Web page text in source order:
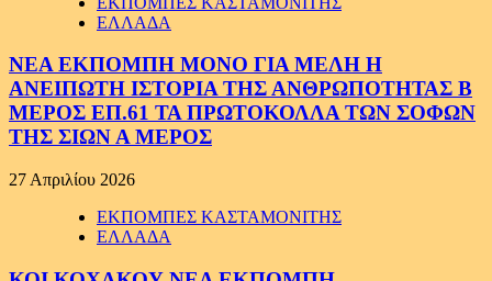
ΕΛΛΑΔΑ
ΝΕΑ ΕΚΠΟΜΠΗ ΜΟΝΟ ΓΙΑ ΜΕΛΗ Η
ΑΝΕΙΠΩΤΗ ΙΣΤΟΡΙΑ ΤΗΣ ΑΝΘΡΩΠΟΤΗΤΑΣ Β
ΜΕΡΟΣ ΕΠ.61 ΤΑ ΠΡΩΤΟΚΟΛΛΑ ΤΩΝ ΣΟΦΩΝ
ΤΗΣ ΣΙΩΝ Α ΜΕΡΟΣ
27 Απριλίου 2026
ΕΚΠΟΜΠΕΣ ΚΑΣΤΑΜΟΝΙΤΗΣ
ΕΛΛΑΔΑ